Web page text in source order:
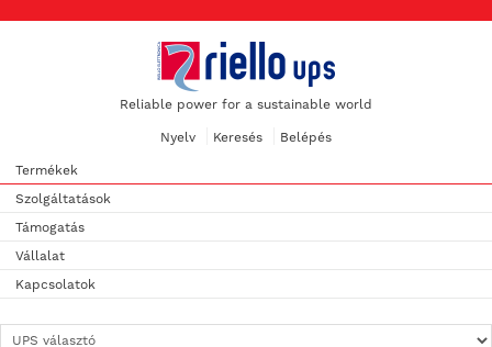
Reliable power for a sustainable world
Nyelv Keresés Belépés
Termékek
Szolgáltatások
Támogatás
Vállalat
Kapcsolatok